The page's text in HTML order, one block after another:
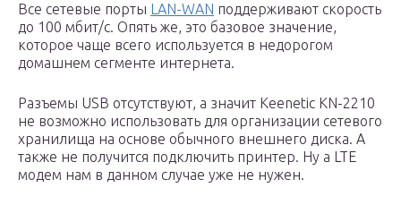
Все сетевые порты LAN-WAN поддерживают скорость
до 100 мбит/c. Опять же, это базовое значение,
которое чаще всего используется в недорогом
домашнем сегменте интернета.
Разъемы USB отсутствуют, а значит Keenetic KN-2210
не возможно использовать для организации сетевого
хранилища на основе обычного внешнего диска. А
также не получится подключить принтер. Ну а LTE
модем нам в данном случае уже не нужен.